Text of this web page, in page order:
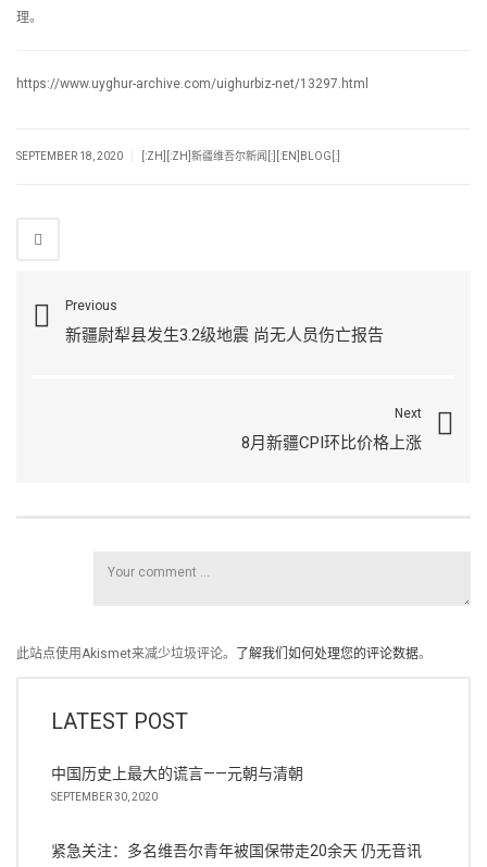
理。
https://www.uyghur-archive.com/uighurbiz-net/13297.html
SEPTEMBER 18, 2020 [:ZH][:ZH]新疆维吾尔新闻[:][:EN]BLOG[:]
Previous
新疆尉犁县发生3.2级地震 尚无人员伤亡报告
Next
8月新疆CPI环比价格上涨
此站点使用Akismet来减少垃圾评论。 了解我们如何处理您的评论数据。
LATEST POST
中国历史上最大的谎言——元朝与清朝
SEPTEMBER 30, 2020
紧急关注：多名维吾尔青年被国保带走20余天 仍无音讯